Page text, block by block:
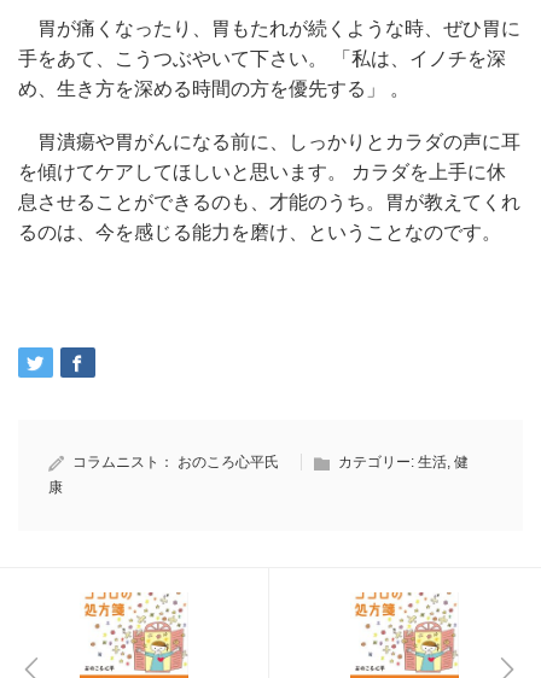
胃が痛くなったり、胃もたれが続くような時、ぜひ胃に
手をあて、こうつぶやいて下さい。 「私は、イノチを深
め、生き方を深める時間の方を優先する」 。
胃潰瘍や胃がんになる前に、しっかりとカラダの声に耳
を傾けてケアしてほしいと思います。 カラダを上手に休
息させることができるのも、才能のうち。胃が教えてくれ
るのは、今を感じる能力を磨け、ということなのです。
コラムニスト： おのころ心平氏 カテゴリー: 生活, 健
康